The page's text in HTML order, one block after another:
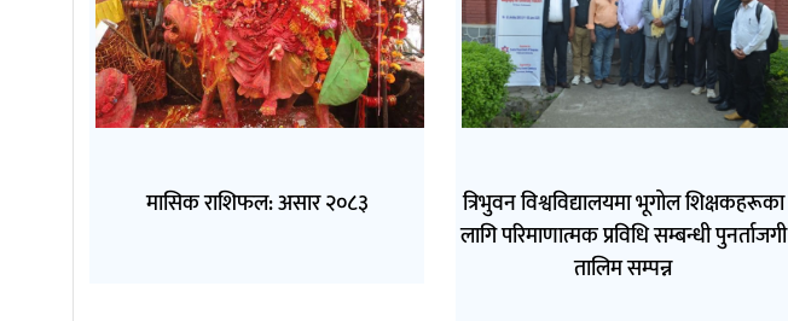
मासिक राशिफल: असार २०८३
त्रिभुवन विश्वविद्यालयमा भूगोल शिक्षकहरूका
लागि परिमाणात्मक प्रविधि सम्बन्धी पुनर्ताजगी
तालिम सम्पन्न